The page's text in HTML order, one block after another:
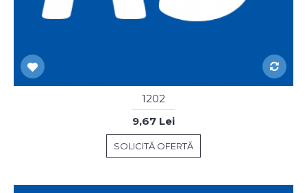
1202
9,67 Lei
SOLICITĂ OFERTĂ